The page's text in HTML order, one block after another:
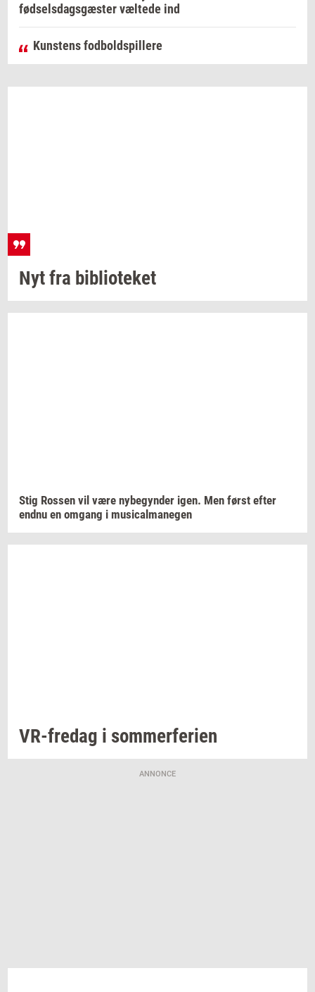
fødselsdagsgæster væltede ind
Kunstens fodboldspillere
Nyt fra bi­bli­o­te­ket
Stig Ros­sen vil være ny­be­gyn­der igen. Men først efter
endnu en om­gang i mu­si­cal­ma­ne­gen
VR-​fredag i som­mer­fe­ri­en
ANNONCE